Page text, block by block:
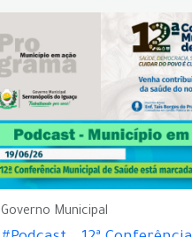
Governo Municipal